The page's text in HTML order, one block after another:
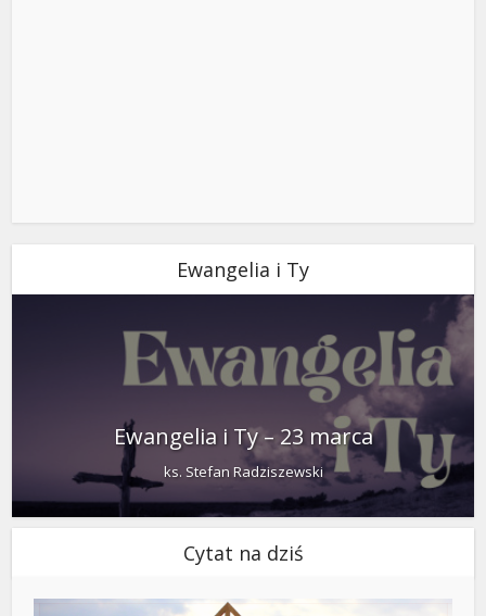
Ewangelia i Ty
Ewangelia i Ty – 23 marca
ks. Stefan Radziszewski
Cytat na dziś